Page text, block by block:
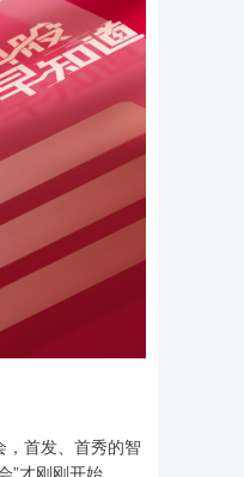
首发、首秀的智
才刚刚开始。